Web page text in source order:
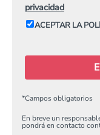
privacidad
ACEPTAR LA
*Campos obligatorios
En breve un
pondrá en contacto